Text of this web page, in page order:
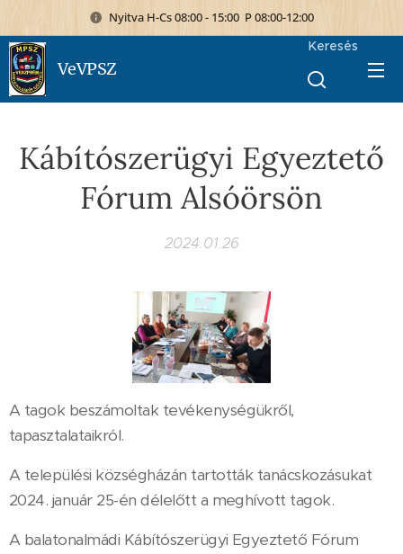
Nyitva H-Cs 08:00 - 15:00 P 08:00-12:00
VeVPSZ
Keresés
Kábítószerügyi Egyeztető
Fórum Alsóörsön
2024.01.26
A tagok beszámoltak tevékenységükről,
tapasztalataikról.
A települési községházán tartották tanácskozásukat
2024. január 25-én délelőtt a meghívott tagok.
A balatonalmádi Kábítószerügyi Egyeztető Fórum